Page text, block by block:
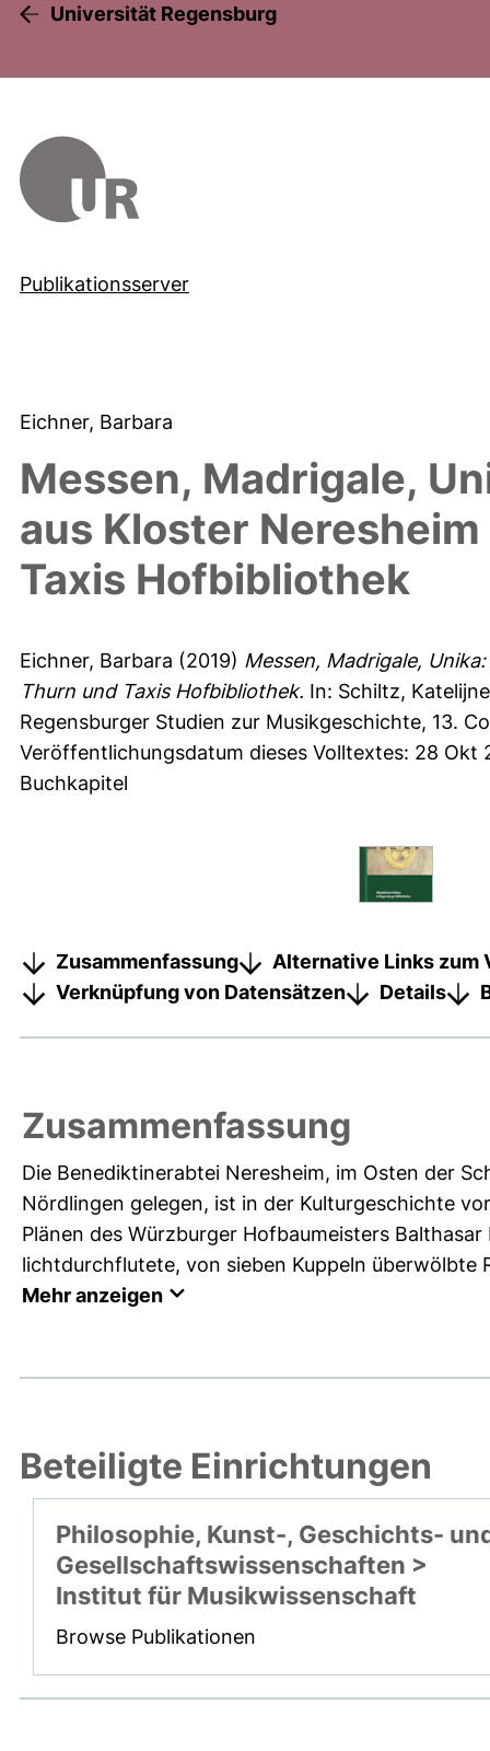
Universität Regensburg
Publikationsserver
Eichner, Barbara
Messen, Madrigale,
aus Kloster
Taxis Hofbibliothek
Eichner, Barbara (2019) Messen, Madrigale,
Thurn und Taxis Hofbibliothek. In: Schiltz, Katelijne
Regensburger Studien zur Musikgeschichte, 13.
Veröffentlichungsdatum dieses Volltextes: 28 Okt
Buchkapitel
Zusammenfassung
Alternative Links zum
Verknüpfung von Datensätzen
Details
Zusammenfassung
Die Benediktinerabtei Neresheim, im Osten der
Nördlingen gelegen, ist in der Kulturgeschichte
Plänen des Würzburger Hofbaumeisters
lichtdurchflutete, von sieben Kuppeln überwölbte
Mehr anzeigen
Beteiligte Einrichtungen
Philosophie, Kunst-, Geschichts-
Gesellschaftswissenschaften >
Institut für Musikwissenschaft
Browse Publikationen